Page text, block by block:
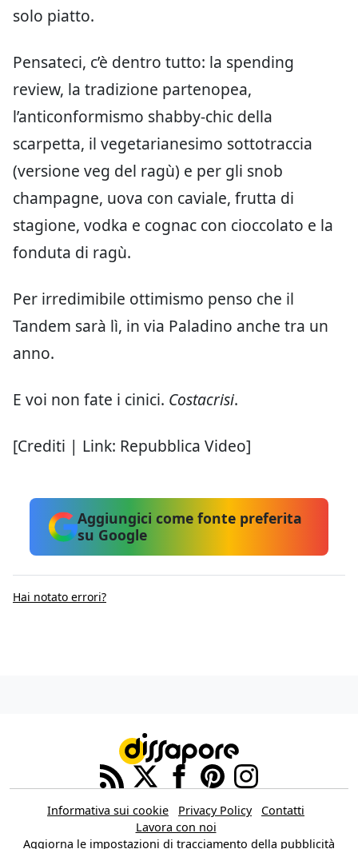
solo piatto.
Pensateci, c’è dentro tutto: la spending
review, la tradizione partenopea,
l’anticonformismo shabby-chic della
scarpetta, il vegetarianesimo sottotraccia
(versione veg del ragù) e per gli snob
champagne, uova con caviale, frutta di
stagione, vodka e cognac con cioccolato e la
fonduta di ragù.
Per irredimibile ottimismo penso che il
Tandem sarà lì, in via Paladino anche tra un
anno.
E voi non fate i cinici. Costacrisi.
[Crediti | Link: Repubblica Video]
Aggiungici come fonte preferita
su Google
Hai notato errori?
Informativa sui cookie Privacy Policy
Contatti
Lavora con noi
Aggiorna le impostazioni di tracciamento della pubblicità